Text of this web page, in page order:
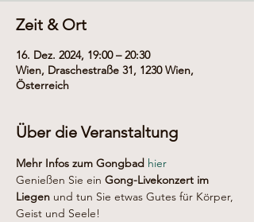
Zeit & Ort
16. Dez. 2024, 19:00 – 20:30
Wien, Draschestraße 31, 1230 Wien,
Österreich
Über die Veranstaltung
Mehr Infos zum Gongbad hier
Genießen Sie ein Gong-Livekonzert im
Liegen und tun Sie etwas Gutes für Körper,
Geist und Seele!